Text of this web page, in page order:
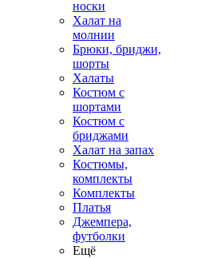
носки
Халат на
молнии
Брюки, бриджи,
шорты
Халаты
Костюм с
шортами
Костюм с
бриджами
Халат на запах
Костюмы,
комплекты
Комплекты
Платья
Джемпера,
футболки
Ещё